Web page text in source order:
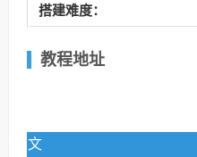
搭建难度：
教程地址
文